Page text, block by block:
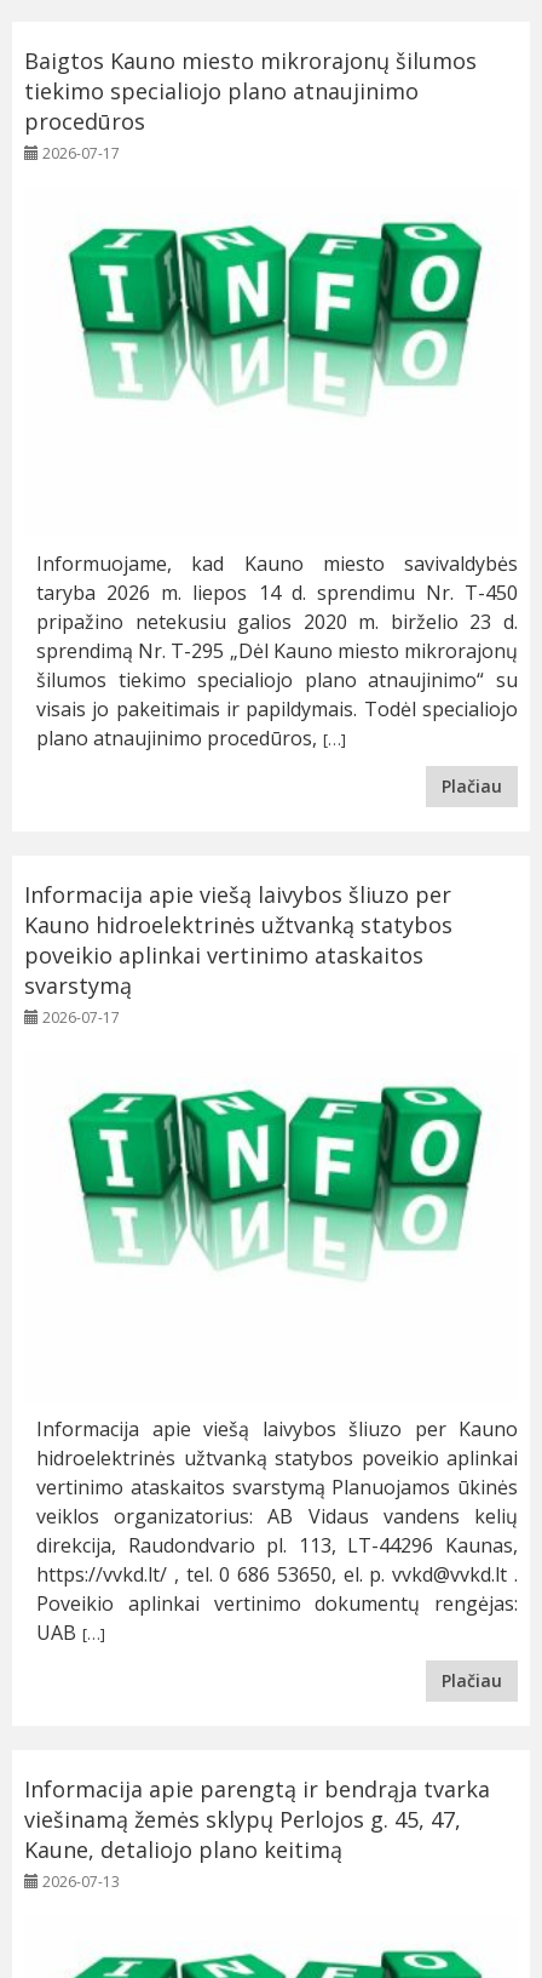
Baigtos Kauno miesto mikrorajonų šilumos
tiekimo specialiojo plano atnaujinimo
procedūros
2026-07-17
Informuojame, kad Kauno miesto savivaldybės
taryba 2026 m. liepos 14 d. sprendimu Nr. T-450
pripažino netekusiu galios 2020 m. birželio 23 d.
sprendimą Nr. T-295 „Dėl Kauno miesto mikrorajonų
šilumos tiekimo specialiojo plano atnaujinimo“ su
visais jo pakeitimais ir papildymais. Todėl specialiojo
plano atnaujinimo procedūros, […]
Plačiau
Informacija apie viešą laivybos šliuzo per
Kauno hidroelektrinės užtvanką statybos
poveikio aplinkai vertinimo ataskaitos
svarstymą
2026-07-17
Informacija apie viešą laivybos šliuzo per Kauno
hidroelektrinės užtvanką statybos poveikio aplinkai
vertinimo ataskaitos svarstymą Planuojamos ūkinės
veiklos organizatorius: AB Vidaus vandens kelių
direkcija, Raudondvario pl. 113, LT-44296 Kaunas,
https://vvkd.lt/ , tel. 0 686 53650, el. p.vvkd@vvkd.lt .
Poveikio aplinkai vertinimo dokumentų rengėjas:
UAB […]
Plačiau
Informacija apie parengtą ir bendrąja tvarka
viešinamą žemės sklypų Perlojos g. 45, 47,
Kaune, detaliojo plano keitimą
2026-07-13